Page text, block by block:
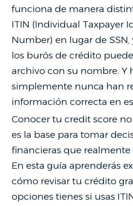
funciona de manera
ITIN (Individual Taxpayer
Number) en lugar de
los burós de crédito
archivo con su nombre. Y
simplemente nunca han
información correcta en
Conocer tu credit score
es la base para tomar
financieras que realmente
En esta guía aprenderás
cómo revisar tu crédito
opciones tienes si usas